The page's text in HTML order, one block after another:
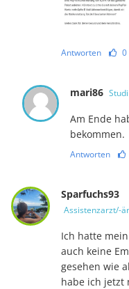
Antworten 0
mari86 Studi
Am Ende
bekommen.
Antworten
Sparfuchs93
Assistenzarzt/-
Ich hatte
auch keine
gesehen wie
habe ich jetzt